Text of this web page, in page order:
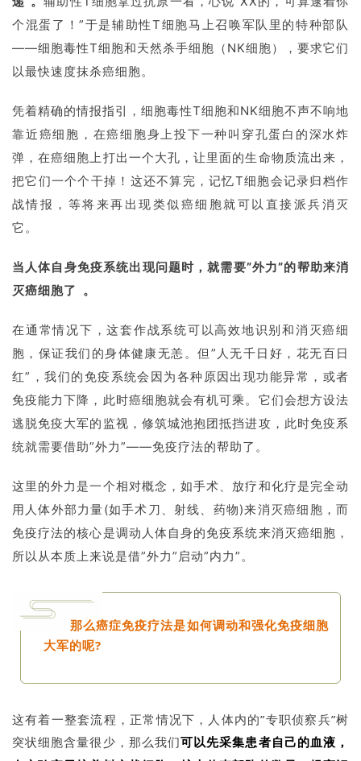
临
床
转
会
展
活
动
关
于
们
登录
个混蛋了！”于是辅助性T细胞马上召唤军队里的特种部队
——细胞毒性T细胞和天然杀手细胞（NK细胞），要求它们
以最快速度抹杀癌细胞。
凭着精确的情报指引，细胞毒性T细胞和NK细胞不声不响地
靠近癌细胞，在癌细胞身上投下一种叫穿孔蛋白的深水炸
弹，在癌细胞上打出一个大孔，让里面的生命物质流出来，
把它们一个个干掉！这还不算完，记忆T细胞会记录归档作
战情报，等将来再出现类似癌细胞就可以直接派兵消灭
它。
当人体自身免疫系统出现问题时，就需要”外力”的帮助来消
灭癌细胞了 。
在通常情况下，这套作战系统可以高效地识别和消灭癌细
胞，保证我们的身体健康无恙。但”人无千日好，花无百日
红”，我们的免疫系统会因为各种原因出现功能异常，或者
免疫能力下降，此时癌细胞就会有机可乘。它们会想方设法
逃脱免疫大军的监视，修筑城池抱团抵挡进攻，此时免疫系
统就需要借助”外力”——免疫疗法的帮助了。
这里的外力是一个相对概念，如手术、放疗和化疗是完全动
用人体外部力量(如手术刀、射线、药物)来消灭癌细胞，而
免疫疗法的核心是调动人体自身的免疫系统来消灭癌细胞，
所以从本质上来说是借”外力”启动”内力”。
那么癌症免疫疗法是如何调动和强化免疫细胞
大军的呢?
这有着一整套流程，正常情况下，人体内的”专职侦察兵”树
突状细胞含量很少，那么我们可以先采集患者自己的血液，